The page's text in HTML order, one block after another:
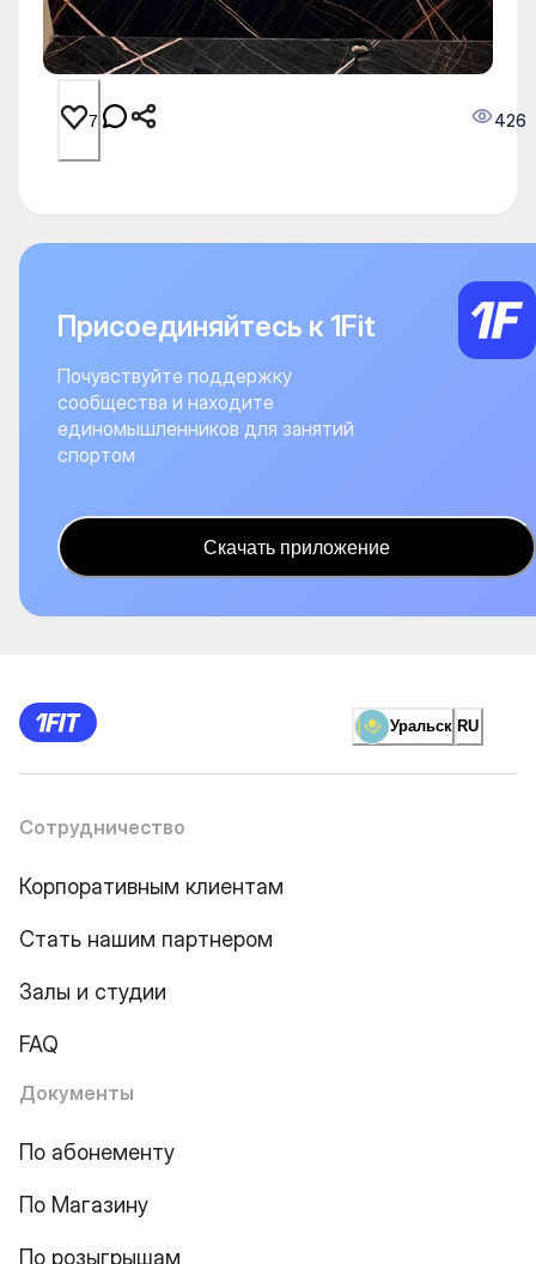
7 426
Присоединяйтесь к 1Fit
Почувствуйте поддержку
сообщества и находите
единомышленников для занятий
спортом
Скачать приложение
Уральск RU
Сотрудничество
Корпоративным клиентам
Стать нашим партнером
Залы и студии
FAQ
Документы
По абонементу
По Магазину
По розыгрышам